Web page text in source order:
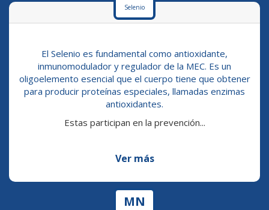
Selenio
El Selenio es fundamental como antioxidante,
inmunomodulador y regulador de la MEC. Es un
oligoelemento esencial que el cuerpo tiene que obtener
para producir proteínas especiales, llamadas enzimas
antioxidantes.
Estas participan en la prevención...
Ver más
MN